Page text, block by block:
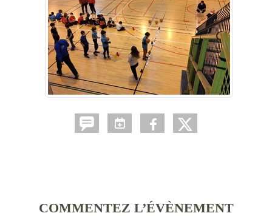
COMMENTEZ L’ÉVÈNEMENT